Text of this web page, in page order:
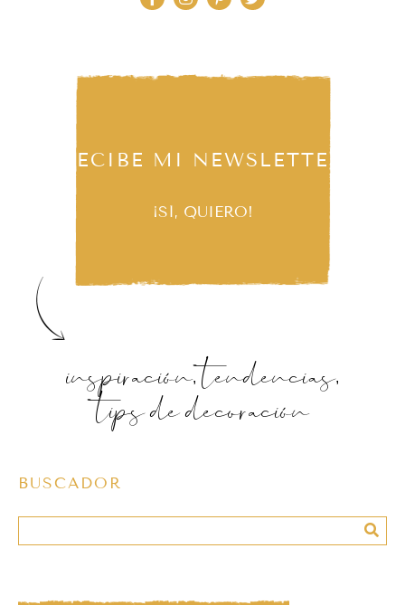
RECIBE MI NEWSLETTER
¡SÍ, QUIERO!
inspiración, tendencias,
tips de decoración
BUSCADOR